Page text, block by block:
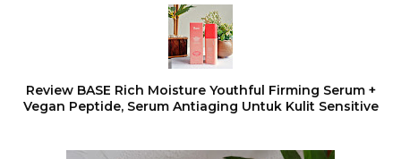
Review BASE Rich Moisture Youthful Firming Serum +
Vegan Peptide, Serum Antiaging Untuk Kulit Sensitive